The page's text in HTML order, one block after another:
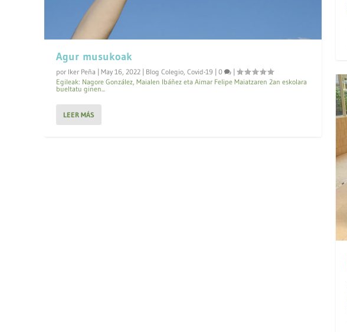
Agur musukoak
por Iker Peña | May 16, 2022 | Blog Colegio, Covid-19 | 0
|
Egileak: Nagore González, Maialen Ibáñez eta Aimar Felipe Maiatzaren 2an eskolara
bueltatu ginen...
LEER MÁS